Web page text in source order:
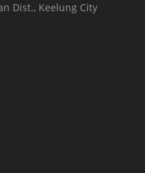
Dist., Keelung City